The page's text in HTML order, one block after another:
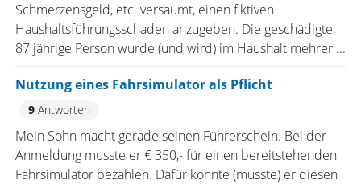
Schmerzensgeld, etc. versäumt, einen fiktiven
Haushaltsführungsschaden anzugeben. Die geschädigte,
87 jährige Person wurde (und wird) im Haushalt mehrer ...
Nutzung eines Fahrsimulator als Pflicht
9Antworten
Mein Sohn macht gerade seinen Führerschein. Bei der
Anmeldung musste er € 350,- für einen bereitstehenden
Fahrsimulator bezahlen. Dafür konnte (musste) er diesen